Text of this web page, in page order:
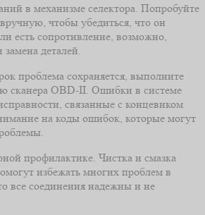
в механизме селектора. Попробуйте
чтобы убедиться, что он
есть сопротивление, возможно,
деталей.
проблема сохраняется, выполните
сканера OBD-II. Ошибки в системе
связанные с концевиком
на коды ошибок, которые могут
профилактике. Чистка и смазка
избежать многих проблем в
все соединения надежны и не